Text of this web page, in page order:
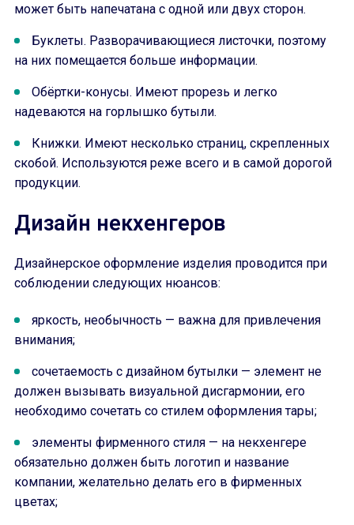
может быть напечатана с одной или двух сторон.
Буклеты. Разворачивающиеся листочки, поэтому
на них помещается больше информации.
Обёртки-конусы. Имеют прорезь и легко
надеваются на горлышко бутыли.
Книжки. Имеют несколько страниц, скрепленных
скобой. Используются реже всего и в самой дорогой
продукции.
Дизайн некхенгеров
Дизайнерское оформление изделия проводится при
соблюдении следующих нюансов:
яркость, необычность — важна для привлечения
внимания;
сочетаемость с дизайном бутылки — элемент не
должен вызывать визуальной дисгармонии, его
необходимо сочетать со стилем оформления тары;
элементы фирменного стиля — на некхенгере
обязательно должен быть логотип и название
компании, желательно делать его в фирменных
цветах;